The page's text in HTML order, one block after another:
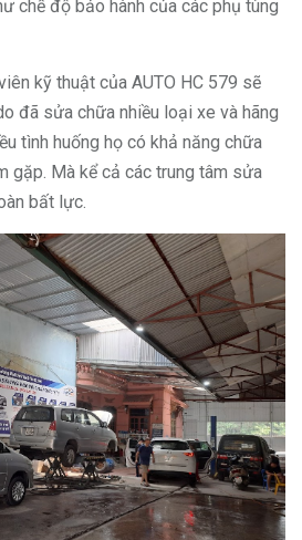
chế độ bảo hành của các phụ tùng
kỹ thuật của AUTO HC 579 sẽ
đã sửa chữa nhiều loại xe và hãng
tình huống họ có khả năng chữa
gặp. Mà kể cả các trung tâm sửa
bất lực.